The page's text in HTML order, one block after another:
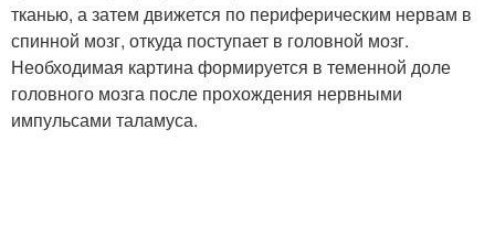
тканью, а затем движется по периферическим нервам в
спинной мозг, откуда поступает в головной мозг.
Необходимая картина формируется в теменной доле
головного мозга после прохождения нервными
импульсами таламуса.